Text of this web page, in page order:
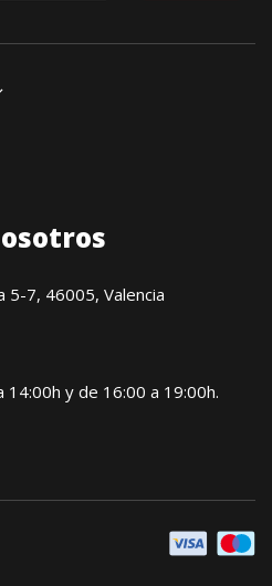
5-7, 46005, Valencia
14:00h y de 16:00 a 19:00h.